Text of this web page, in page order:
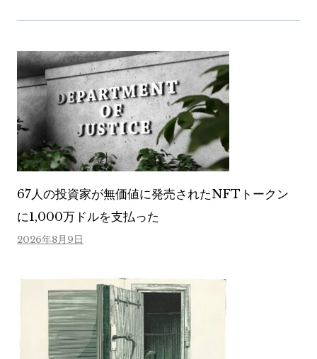
67人の投資家が無価値に発売されたNFTトークン
に1,000万ドルを支払った
2026年8月9日